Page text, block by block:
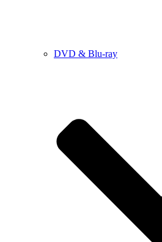
DVD & Blu-ray